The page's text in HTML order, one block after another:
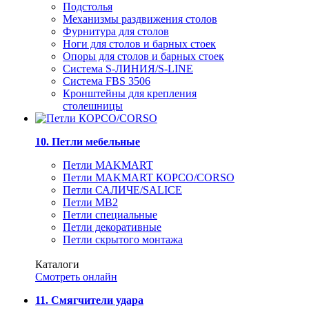
Подстолья
Механизмы раздвижения столов
Фурнитура для столов
Ноги для столов и барных стоек
Опоры для столов и барных стоек
Система S-ЛИНИЯ/S-LINE
Система FBS 3506
Кронштейны для крепления
столешницы
10. Петли мебельные
Петли MAKMART
Петли MAKMART КОРСО/CORSO
Петли САЛИЧЕ/SALICE
Петли MB2
Петли специальные
Петли декоративные
Петли скрытого монтажа
Каталоги
Смотреть онлайн
11. Смягчители удара